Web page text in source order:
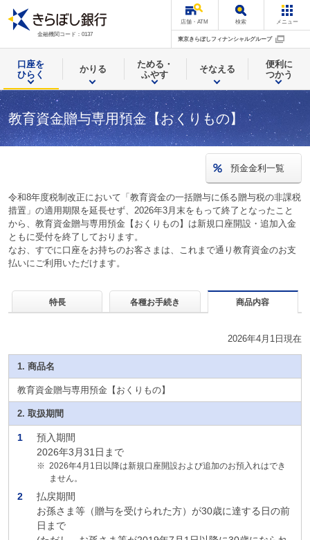
金融機関コード：0137
店舗・ATM 検索 メニュー
東京きらぼしフィナンシャルグループ
口座を
ひらく
かりる
ためる・
ふやす
そなえる
便利に
つかう
教育資金贈与専用預金【おくりもの】
預金金利一覧
令和8年度税制改正において「教育資金の一括贈与に係る贈与税の非課税
措置」の適用期限を延長せず、2026年3月末をもって終了となったこと
から、教育資金贈与専用預金【おくりもの】は新規口座開設・追加入金
ともに受付を終了しております。
なお、すでに口座をお持ちのお客さまは、これまで通り教育資金のお支
払いにご利用いただけます。
特長 各種お手続き 商品内容
2026年4月1日現在
1. 商品名
教育資金贈与専用預金【おくりもの】
2. 取扱期間
1
預入期間
2026年3月31日まで
※ 2026年4月1日以降は新規口座開設および追加のお預入れはでき
ません。
2
払戻期間
お孫さま等（贈与を受けられた方）が30歳に達する日の前
日まで